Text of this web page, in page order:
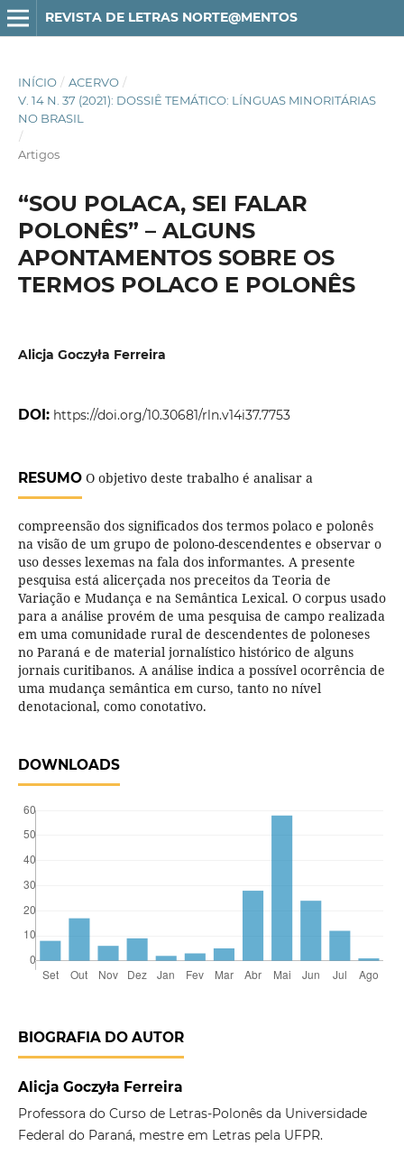
REVISTA DE LETRAS NORTE@MENTOS
INÍCIO / ACERVO /
V. 14 N. 37 (2021): DOSSIÊ TEMÁTICO: LÍNGUAS MINORITÁRIAS
NO BRASIL
/
Artigos
“SOU POLACA, SEI FALAR
POLONÊS” – ALGUNS
APONTAMENTOS SOBRE OS
TERMOS POLACO E POLONÊS
Alicja Goczyła Ferreira
DOI: https://doi.org/10.30681/rln.v14i37.7753
RESUMOO objetivo deste trabalho é analisar a
compreensão dos significados dos termos polaco e polonês
na visão de um grupo de polono-descendentes e observar o
uso desses lexemas na fala dos informantes. A presente
pesquisa está alicerçada nos preceitos da Teoria de
Variação e Mudança e na Semântica Lexical. O corpus usado
para a análise provém de uma pesquisa de campo realizada
em uma comunidade rural de descendentes de poloneses
no Paraná e de material jornalístico histórico de alguns
jornais curitibanos. A análise indica a possível ocorrência de
uma mudança semântica em curso, tanto no nível
denotacional, como conotativo.
DOWNLOADS
BIOGRAFIA DO AUTOR
Alicja Goczyła Ferreira
Professora do Curso de Letras-Polonês da Universidade
Federal do Paraná, mestre em Letras pela UFPR.